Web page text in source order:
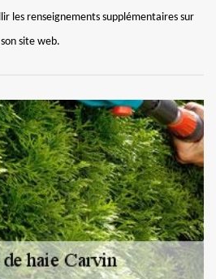
les renseignements supplémentaires sur
site web.